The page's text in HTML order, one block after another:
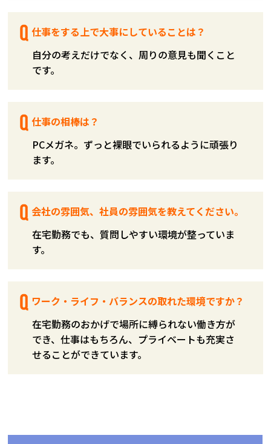
仕事をする上で大事にしていることは？
自分の考えだけでなく、周りの意見も聞くこと
です。
仕事の相棒は？
PCメガネ。ずっと裸眼でいられるように頑張り
ます。
会社の雰囲気、社員の雰囲気を教えてください。
在宅勤務でも、質問しやすい環境が整っていま
す。
ワーク・ライフ・バランスの取れた環境ですか？
在宅勤務のおかげで場所に縛られない働き方が
でき、仕事はもちろん、プライベートも充実さ
せることができています。